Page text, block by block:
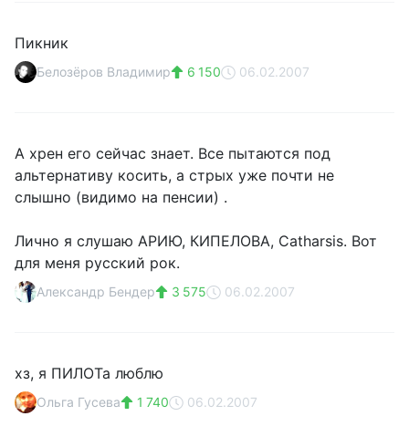
Пикник
Белозёров Владимир 6 150 06.02.2007
А хрен его сейчас знает. Все пытаются под
альтернативу косить, а стрых уже почти не
слышно (видимо на пенсии) .
Лично я слушаю АРИЮ, КИПЕЛОВА, Catharsis. Вот
для меня русский рок.
Александр Бендер 3 575 06.02.2007
хз, я ПИЛОТа люблю
Ольга Гусева 1 740 06.02.2007